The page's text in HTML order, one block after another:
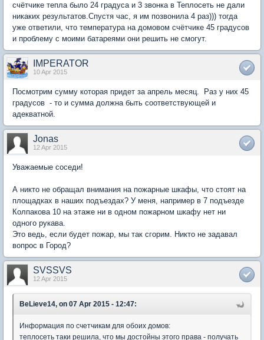
счётчике тепла было 24 градуса и 3 звонка в Теплосеть не дали
никаких результатов.Спустя час, я им позвонила 4 раз))) тогда
уже ответили, что температура на домовом счётчике 45 градусов
и проблему с моими батареями они решить не смогут.
IMPERATOR
10 Apr 2015
Посмотрим сумму которая придет за апрель месяц. Раз у них 45
градусов - то и сумма должна быть соответствующей и
адекватной.
Jonas
12 Apr 2015
Уважаемые соседи!
А никто не обращал внимания на пожарные шкафы, что стоят на
площадках в наших подъездах? У меня, например в 7 подъезде
Колпакова 10 на этаже ни в одном пожарном шкафу нет ни
одного рукава.
Это ведь, если будет пожар, мы так сгорим. Никто не задавал
вопрос в Город?
SVSSVS
12 Apr 2015
BeLieve14, on 07 Apr 2015 - 12:47:
Информация по счетчикам для обоих домов:
теплосеть таки решила, что мы достойны этого права - получать